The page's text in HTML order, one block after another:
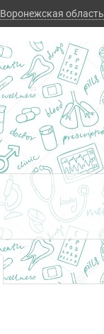
Воронежская область